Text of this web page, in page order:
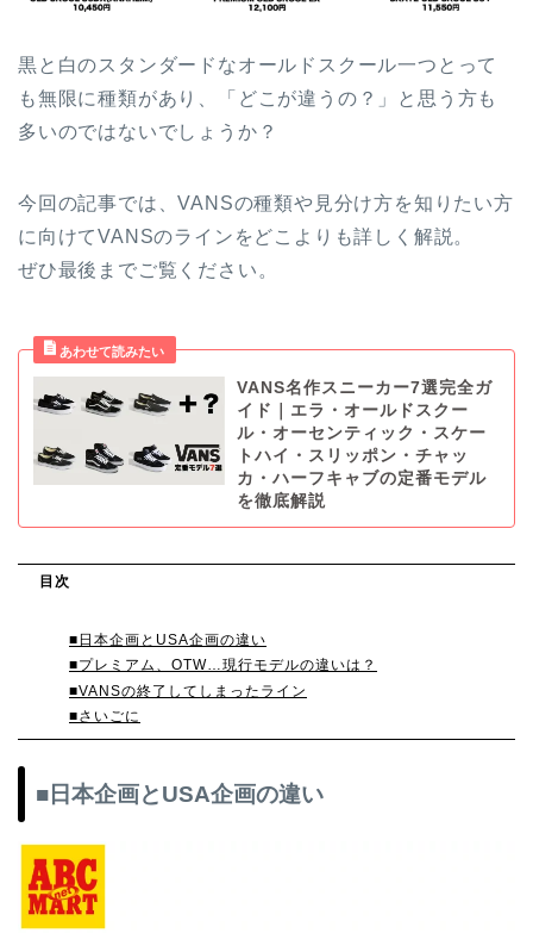
黒と白のスタンダードなオールドスクール一つとって
も無限に種類があり、「どこが違うの？」と思う方も
多いのではないでしょうか？
今回の記事では、VANSの種類や見分け方を知りたい方
に向けてVANSのラインをどこよりも詳しく解説。
ぜひ最後までご覧ください。
VANS名作スニーカー7選完全ガ
イド｜エラ・オールドスクー
ル・オーセンティック・スケー
トハイ・スリッポン・チャッ
カ・ハーフキャブの定番モデル
を徹底解説
目次
■日本企画とUSA企画の違い
■プレミアム、OTW…現行モデルの違いは？
■VANSの終了してしまったライン
■さいごに
■日本企画とUSA企画の違い